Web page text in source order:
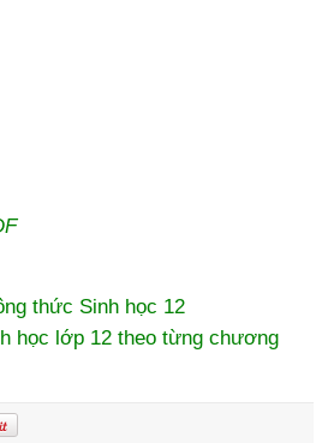
thức Sinh học 12
học lớp 12 theo từng chương